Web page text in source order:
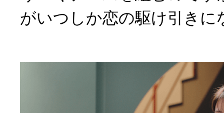
がいつしか恋の駆け引きに